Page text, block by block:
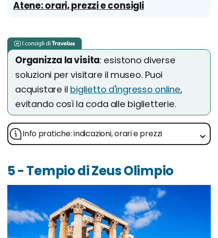
Atene: orari, prezzi e consigli
Organizza la visita: esistono diverse
soluzioni per visitare il museo. Puoi
acquistare il biglietto d'ingresso online,
evitando così la coda alle biglietterie.
Info pratiche: indicazioni, orari e prezzi
5 - Tempio di Zeus Olimpio